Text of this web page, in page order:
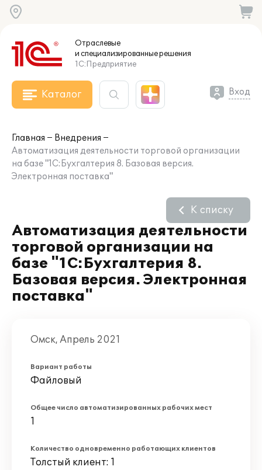
Отраслевые
и специализированныерешения
1С:Предприятие
Каталог Вход
Главная
Внедрения
Автоматизация деятельности торговой организации
на базе "1С:Бухгалтерия 8. Базовая версия.
Электронная поставка"
Автоматизация деятельности
торговой организации на
базе "1С:Бухгалтерия 8.
Базовая версия. Электронная
поставка"
К списку
Омск, Апрель 2021
Вариант работы
Файловый
Общее число автоматизированных рабочих мест
1
Количество одновременно работающих клиентов
Толстый клиент: 1